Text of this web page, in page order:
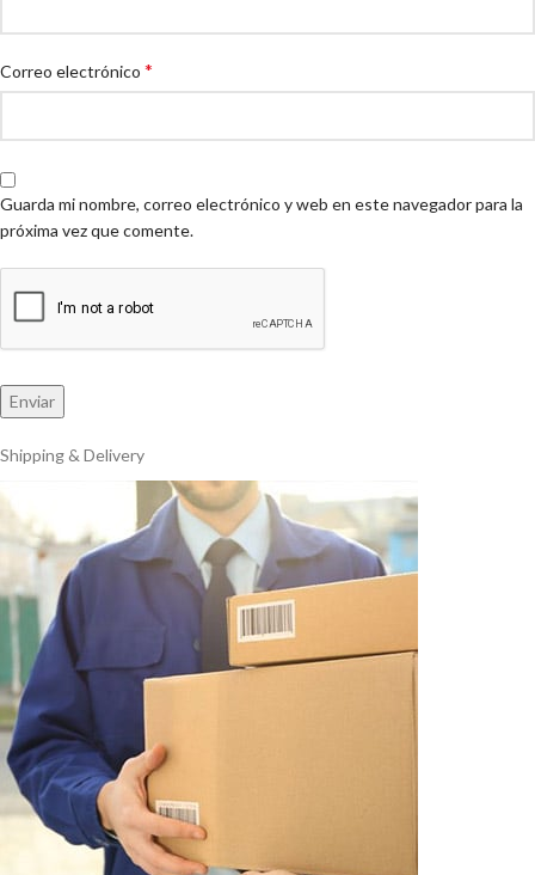
Correo electrónico *
Guarda mi nombre, correo electrónico y web en este navegador para la
próxima vez que comente.
Shipping & Delivery